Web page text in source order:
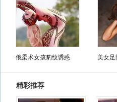
俄柔术女孩豹纹诱惑 美女足
精彩推荐